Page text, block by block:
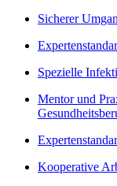
Sicherer
Spezielle
Mentor und
Kooperative